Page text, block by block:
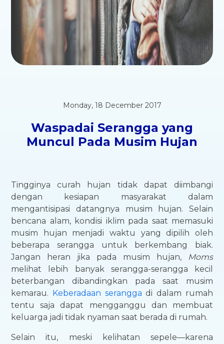
Monday, 18 December 2017
Waspadai Serangga yang
Muncul Pada Musim Hujan
Tingginya curah hujan tidak dapat diimbangi
dengan kesiapan masyarakat dalam
mengantisipasi datangnya musim hujan. Selain
bencana alam, kondisi iklim pada saat memasuki
musim hujan menjadi waktu yang dipilih oleh
beberapa serangga untuk berkembang biak.
Jangan heran jika pada musim hujan,
Moms
melihat lebih banyak serangga-serangga kecil
beterbangan dibandingkan pada saat musim
kemarau. Keberadaan serangga di dalam rumah
tentu saja dapat mengganggu dan membuat
keluarga jadi tidak nyaman saat berada di rumah.
Selain itu, meski kelihatan sepele—karena